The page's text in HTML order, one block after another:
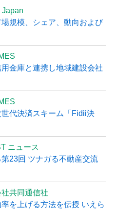
規模、シェア、動向および
金庫と連携し地域建設会社
代決済スキーム「Fidii決
ニュース
23回 ツナガる不動産交流
共同通信社
を上げる方法を伝授 いえら